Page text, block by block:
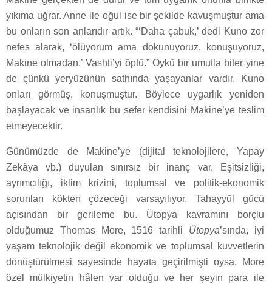
yıkıma uğrar. Anne ile oğul ise bir şekilde kavuşmuştur ama
bu onların son anlarıdır artık. “‘Daha çabuk,’ dedi Kuno zor
nefes alarak, ‘ölüyorum ama dokunuyoruz, konuşuyoruz,
Makine olmadan.’ Vashti’yi öptü.” Öykü bir umutla biter yine
de çünkü yeryüzünün sathında yaşayanlar vardır. Kuno
onları görmüş, konuşmuştur. Böylece uygarlık yeniden
başlayacak ve insanlık bu sefer kendisini Makine’ye teslim
etmeyecektir.
Günümüzde de Makine’ye (dijital teknolojilere, Yapay
Zekâya vb.) duyulan sınırsız bir inanç var. Eşitsizliği,
ayrımcılığı, iklim krizini, toplumsal ve politik-ekonomik
sorunları kökten çözeceği varsayılıyor. Tahayyül gücü
açısından bir gerileme bu. Ütopya kavramını borçlu
olduğumuz Thomas More, 1516 tarihli Ütopya’sında, iyi
yaşam teknolojik değil ekonomik ve toplumsal kuvvetlerin
dönüştürülmesi sayesinde hayata geçirilmişti oysa. More
özel mülkiyetin hâlen var olduğu ve her şeyin para ile